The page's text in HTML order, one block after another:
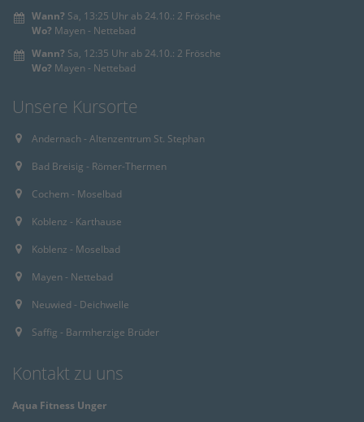
Wann? Sa, 13:25 Uhr ab 24.10.: 2 Frösche
Wo? Mayen - Nettebad
Wann? Sa, 12:35 Uhr ab 24.10.: 2 Frösche
Wo? Mayen - Nettebad
Unsere Kursorte
Andernach - Altenzentrum St. Stephan
Bad Breisig - Römer-Thermen
Cochem - Moselbad
Koblenz - Karthause
Koblenz - Moselbad
Mayen - Nettebad
Neuwied - Deichwelle
Saffig - Barmherzige Brüder
Kontakt zu uns
Aqua Fitness Unger